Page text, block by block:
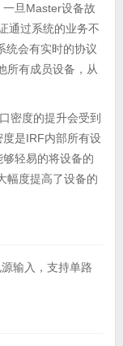
旦Master设备故
通过系统的业务不
统会有实时的协议
所有成员设备，从
密度的提升会受到
是IRF内部所有设
轻易的将设备的
幅度提高了设备的
输入，支持单路